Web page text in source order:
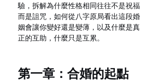
驗，拆解為什麼性格相同往往不是祝福
而是詛咒，如何從八字原局看出這段婚
姻會讓你變好還是變薄，以及什麼是真
正的互助，什麼只是互累。
第一章：合婚的起點